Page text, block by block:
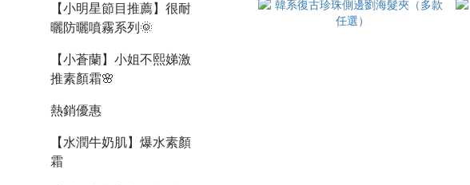
【小明星節目推薦】很耐
曬防曬噴霧系列🌞
【小蒼蘭】小姐不熙娣激
推素顏霜🌸
熱銷優惠
【水潤牛奶肌】爆水素顏
霜